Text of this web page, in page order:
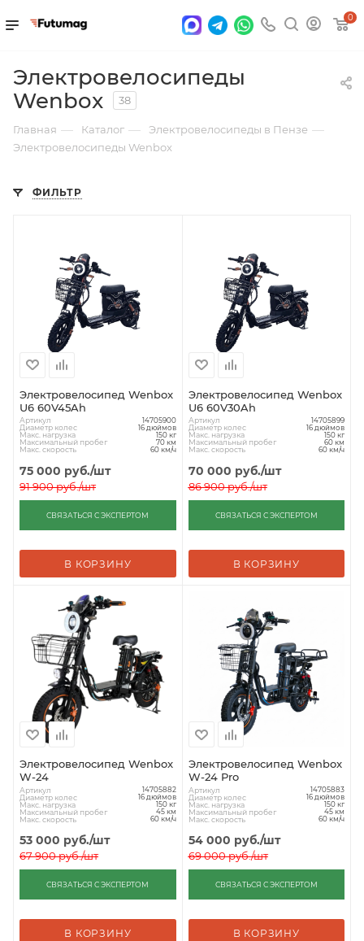
0
Электровелосипеды
Wenbox
38
Главная — Каталог — Электровелосипеды в Пензе —
Электровелосипеды Wenbox
ФИЛЬТР
Электровелосипед Wenbox
U6 60V45Ah
Артикул 14705900
Диаметр колес 16 дюймов
Макс. нагрузка 150 кг
Максимальный пробег 70 км
Макс. скорость 60 км/ч
75 000 руб./шт
91 900руб./шт
СВЯЗАТЬСЯ С ЭКСПЕРТОМ
В КОРЗИНУ
Электровелосипед Wenbox
U6 60V30Ah
Артикул 14705899
Диаметр колес 16 дюймов
Макс. нагрузка 150 кг
Максимальный пробег 60 км
Макс. скорость 60 км/ч
70 000 руб./шт
86 900руб./шт
СВЯЗАТЬСЯ С ЭКСПЕРТОМ
В КОРЗИНУ
Электровелосипед Wenbox
W-24
Артикул 14705882
Диаметр колес 16 дюймов
Макс. нагрузка 150 кг
Максимальный пробег 45 км
Макс. скорость 60 км/ч
53 000 руб./шт
67 900руб./шт
СВЯЗАТЬСЯ С ЭКСПЕРТОМ
В КОРЗИНУ
Электровелосипед Wenbox
W-24 Pro
Артикул 14705883
Диаметр колес 16 дюймов
Макс. нагрузка 150 кг
Максимальный пробег 45 км
Макс. скорость 60 км/ч
54 000 руб./шт
69 000руб./шт
СВЯЗАТЬСЯ С ЭКСПЕРТОМ
В КОРЗИНУ